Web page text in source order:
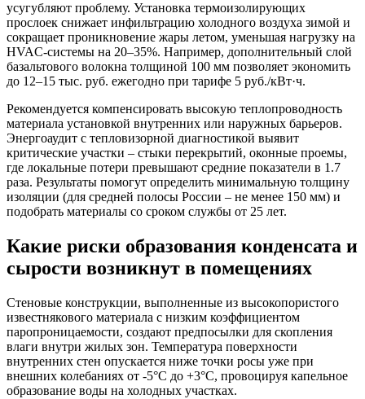
усугубляют проблему. Установка термоизолирующих
прослоек снижает инфильтрацию холодного воздуха зимой и
сокращает проникновение жары летом, уменьшая нагрузку на
HVAC-системы на 20–35%. Например, дополнительный слой
базальтового волокна толщиной 100 мм позволяет экономить
до 12–15 тыс. руб. ежегодно при тарифе 5 руб./кВт·ч.
Рекомендуется компенсировать высокую теплопроводность
материала установкой внутренних или наружных барьеров.
Энергоаудит с тепловизорной диагностикой выявит
критические участки – стыки перекрытий, оконные проемы,
где локальные потери превышают средние показатели в 1.7
раза. Результаты помогут определить минимальную толщину
изоляции (для средней полосы России – не менее 150 мм) и
подобрать материалы со сроком службы от 25 лет.
Какие риски образования конденсата и
сырости возникнут в помещениях
Стеновые конструкции, выполненные из высокопористого
известнякового материала с низким коэффициентом
паропроницаемости, создают предпосылки для скопления
влаги внутри жилых зон. Температура поверхности
внутренних стен опускается ниже точки росы уже при
внешних колебаниях от -5°C до +3°C, провоцируя капельное
образование воды на холодных участках.